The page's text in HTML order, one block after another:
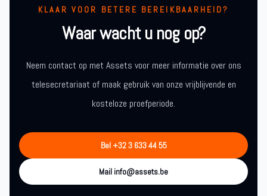
KLAAR VOOR BETERE BEREIKBAARHEID?
Waar wacht u nog op?
Neem contact op met Assets voor meer informatie over ons
telesecretariaat of maak gebruik van onze vrijblijvende en
kosteloze proefperiode.
Bel +32 3 633 44 55
Mail info@assets.be